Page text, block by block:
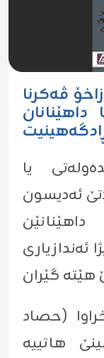
ڤەکرنا
یا
ئەدیسون
(حصاد
هاتییە